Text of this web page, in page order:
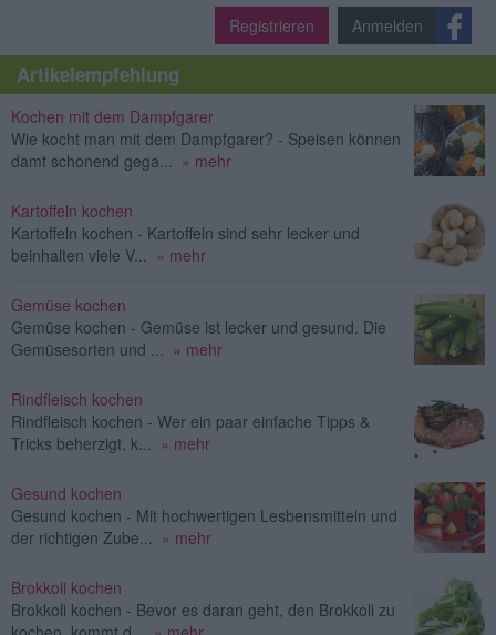
Registrieren Anmelden
Artikelempfehlung
Kochen mit dem Dampfgarer
Wie kocht man mit dem Dampfgarer? - Speisen können
damt schonend gega... » mehr
Kartoffeln kochen
Kartoffeln kochen - Kartoffeln sind sehr lecker und
beinhalten viele V... » mehr
Gemüse kochen
Gemüse kochen - Gemüse ist lecker und gesund. Die
Gemüsesorten und ... » mehr
Rindfleisch kochen
Rindfleisch kochen - Wer ein paar einfache Tipps &
Tricks beherzigt, k... » mehr
Gesund kochen
Gesund kochen - Mit hochwertigen Lesbensmitteln und
der richtigen Zube... » mehr
Brokkoli kochen
Brokkoli kochen - Bevor es daran geht, den Brokkoli zu